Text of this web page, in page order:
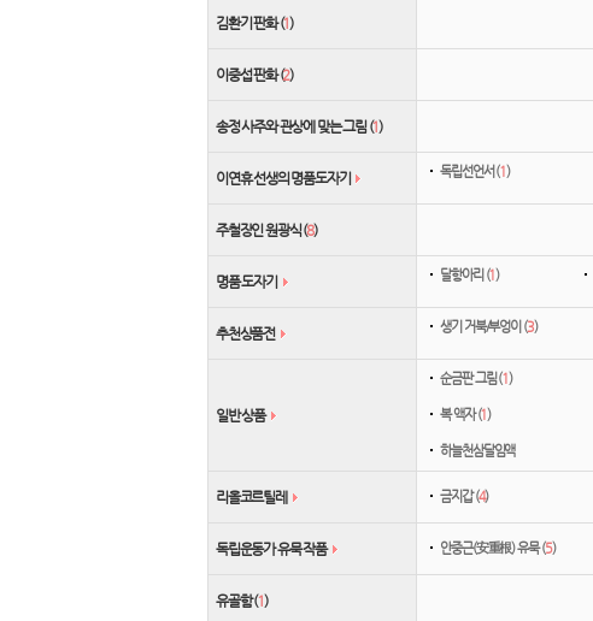
김환기 판화 (1)
이중섭 판화 (2)
송정 사주와 관상에 맞는 그림 (1)
이연휴 선생의 명품도자기 독립선언서 (1)
주철장인 원광식 (8)
명품 도자기 달항아리 (1)
추천상품전 생기 거북/부엉이 (3)
일반 상품
순금판 그림 (1)
복 액자 (1)
하늘천삼달임액
리올코르틸레 금지갑 (4)
독립운동가 유묵 작품 안중근(安重根) 유묵 (5)
유골함 (1)